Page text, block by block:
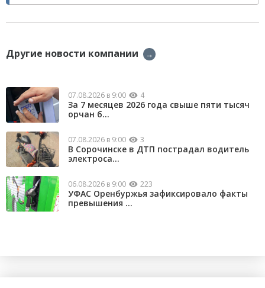
Другие новости компании →
07.08.2026 в 9:00 4
За 7 месяцев 2026 года свыше пяти тысяч
орчан б...
07.08.2026 в 9:00 3
В Сорочинске в ДТП пострадал водитель
электроса...
06.08.2026 в 9:00 223
УФАС Оренбуржья зафиксировало факты
превышения ...